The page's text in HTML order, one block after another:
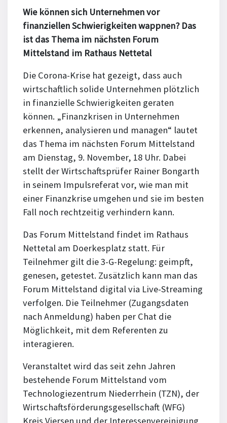
Wie können sich Unternehmen vor
finanziellen Schwierigkeiten wappnen? Das
ist das Thema im nächsten Forum
Mittelstand im Rathaus Nettetal
Die Corona-Krise hat gezeigt, dass auch
wirtschaftlich solide Unternehmen plötzlich
in finanzielle Schwierigkeiten geraten
können. „Finanzkrisen in Unternehmen
erkennen, analysieren und managen“ lautet
das Thema im nächsten Forum Mittelstand
am Dienstag, 9. November, 18 Uhr. Dabei
stellt der Wirtschaftsprüfer Rainer Bongarth
in seinem Impulsreferat vor, wie man mit
einer Finanzkrise umgehen und sie im besten
Fall noch rechtzeitig verhindern kann.
Das Forum Mittelstand findet im Rathaus
Nettetal am Doerkesplatz statt. Für
Teilnehmer gilt die 3-G-Regelung: geimpft,
genesen, getestet. Zusätzlich kann man das
Forum Mittelstand digital via Live-Streaming
verfolgen. Die Teilnehmer (Zugangsdaten
nach Anmeldung) haben per Chat die
Möglichkeit, mit dem Referenten zu
interagieren.
Veranstaltet wird das seit zehn Jahren
bestehende Forum Mittelstand vom
Technologiezentrum Niederrhein (TZN), der
Wirtschaftsförderungsgesellschaft (WFG)